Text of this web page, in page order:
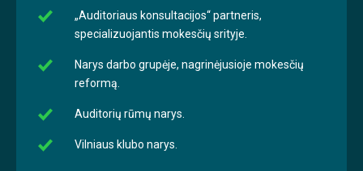
„Auditoriaus konsultacijos“ partneris,
specializuojantis mokesčių srityje.
Narys darbo grupėje, nagrinėjusioje mokesčių
reformą.
Auditorių rūmų narys.
Vilniaus klubo narys.